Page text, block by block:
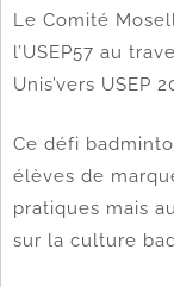
Le Comité
l’USEP57 au
Unis’vers USEP
Ce défi
élèves de
pratiques mais
sur la culture